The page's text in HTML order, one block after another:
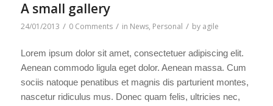
A small gallery
24/01/2013 / 0 Comments / in News, Personal / by agile
Lorem ipsum dolor sit amet, consectetuer adipiscing elit.
Aenean commodo ligula eget dolor. Aenean massa. Cum
sociis natoque penatibus et magnis dis parturient montes,
nascetur ridiculus mus. Donec quam felis, ultricies nec,